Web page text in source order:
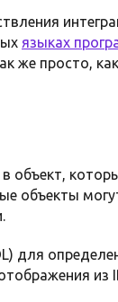
языках
же просто,
объект,
объекты
для
из